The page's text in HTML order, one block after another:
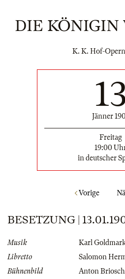
DIE KÖNIGIN
K. K. Hof-
Jänner
Freitag
19:00
in deutscher
Vorige
BESETZUNG |
Musik
Karl
Libretto
Salomon
Bühnenbild
Anton